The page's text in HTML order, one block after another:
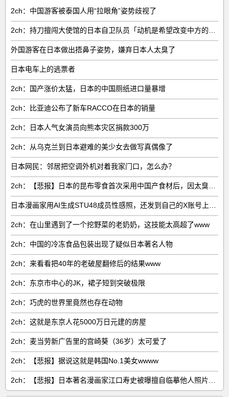
2ch：中国游客被泰国人用“拉眼角”姿势歧视了
外国游客在日本做出捂鼻子姿势，嫌弃日本人太臭了
日本电车上的逃票者
2ch：国产涨价太猛，日本的中国厕纸进口量暴增
2ch：比亚迪公布了新车RACCO在日本的销量
2ch：日本人气女演员向熊本灾区捐款300万
2ch：从乌克兰到日本避难的美少女去做写真偶像了
日本网民：邻居把空调外机对着我家门口，怎么办？
2ch：在山里遇到了一个挖野菜的老奶奶，这技能太高超了www
2ch：中国的冷冻食品包装出现了疑似日本著名人物
2ch：来看看把40年的老破屋翻修后的结果www
2ch：东京市中心的JK，裙子短到突破极限
2ch：巧虎的世界里竟然也存在动物
2ch：这就是东京人花5000万日元建的房屋
2ch：麦当劳新广告里的宫崎葵（36岁）太可爱了
2ch：【悲报】据说这就是韩国No.1美女wwww